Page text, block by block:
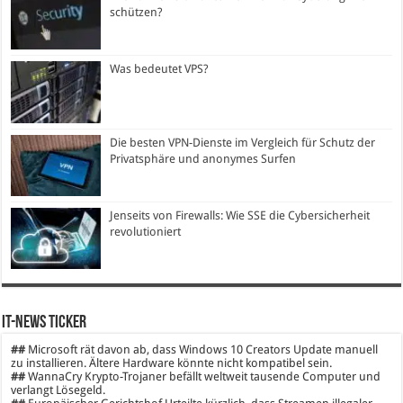
schützen?
Was bedeutet VPS?
Die besten VPN-Dienste im Vergleich für Schutz der
Privatsphäre und anonymes Surfen
Jenseits von Firewalls: Wie SSE die Cybersicherheit
revolutioniert
IT-News Ticker
## Microsoft rät davon ab, dass Windows 10 Creators Update manuell
zu installieren. Ältere Hardware könnte nicht kompatibel sein.
## WannaCry Krypto-Trojaner befällt weltweit tausende Computer und
verlangt Lösegeld.